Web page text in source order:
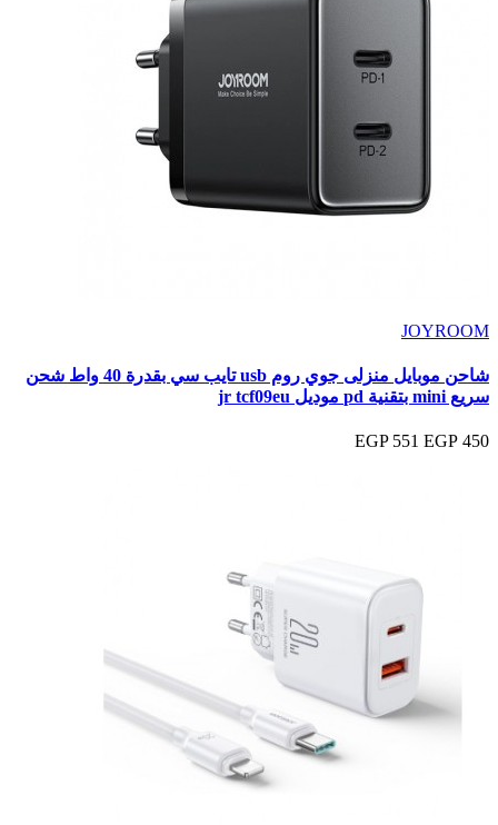
JOYROOM
شاحن موبايل منزلى جوي روم usb تايب سي بقدرة 40 واط شحن
سريع mini بتقنية pd موديل jr tcf09eu
450 EGP
551 EGP